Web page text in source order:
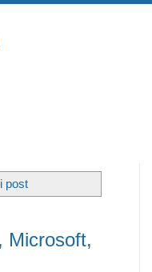
post
Microsoft,